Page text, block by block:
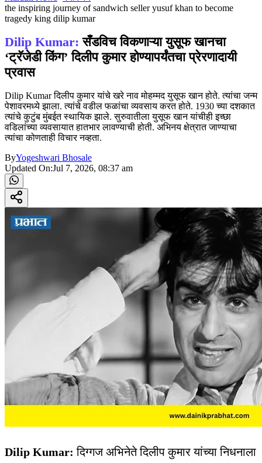
the inspiring journey of sandwich seller yusuf khan to become
tragedy king dilip kumar
Dilip Kumar: सँडविच विकणाऱ्या युसूफ खानचा
‘ट्रॅजेडी किंग’ दिलीप कुमार होण्यापर्यंतचा प्रेरणादायी
प्रवास
Dilip Kumar दिलीप कुमार यांचे खरे नाव मोहम्मद युसूफ खान होते. त्यांचा जन्म
पेशावरमध्ये झाला. त्यांचे वडील फळांचा व्यवसाय करत होते. 1930 च्या दशकात
त्यांचे कुटुंब मुंबईत स्थायिक झाले. सुरुवातीला युसूफ खान यांचीही इच्छा
वडिलांच्या व्यवसायात हातभार लावण्याची होती. अभिनय क्षेत्रात जाण्याचा
त्यांचा कोणताही विचार नव्हता.
ByYogeshwari Bhosale
Updated On:Jul 7, 2026, 08:37 am
Dilip Kumar: दिग्गज अभिनेते दिलीप कुमार यांच्या निधनाला